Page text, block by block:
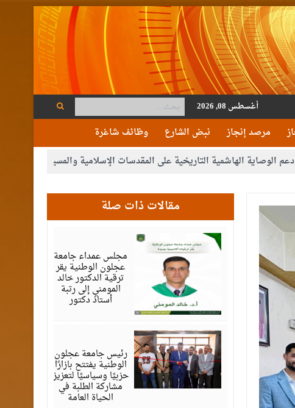
أغسطس 08, 2026
مرصد إنجاز نبض الشارع وظائف شاغرة
التاريخية على المقدسات الإسلامية والمسيحية
الأمن يتلف 16 مليون حبة كبتاجون و1480 كغم مواد مخدرة
مقالات ذات صلة
مجلس عمداء جامعة
عجلون الوطنية يقر
ترقية الدكتور خالد
المومني إلى رتبة
أستاذ دكتور
رئيس جامعة عجلون
الوطنية يفتتح بازارًا
حزبيًا وسياسيًا لتعزيز
مشاركة الطلبة في
الحياة العامة